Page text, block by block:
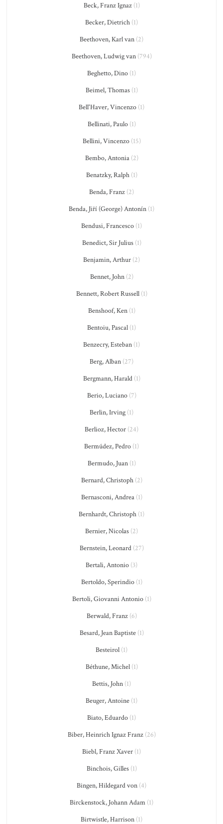
Beck, Franz Ignaz(1)
Becker, Dietrich (1)
Beethoven, Karl van (2)
Beethoven, Ludwig van(794)
Beghetto, Dino (1)
Beimel, Thomas(1)
Bell'Haver, Vincenzo (1)
Bellinati, Paulo(1)
Bellini, Vincenzo(15)
Bembo, Antonia(2)
Benatzky, Ralph(1)
Benda, Franz (2)
Benda, Jiří (George) Antonín (1)
Bendusi, Francesco (1)
Benedict, Sir Julius(1)
Benjamin, Arthur (2)
Bennet, John(2)
Bennett, Robert Russell(1)
Benshoof, Ken(1)
Bentoiu, Pascal (1)
Benzecry, Esteban (1)
Berg, Alban (27)
Bergmann, Harald(1)
Berio, Luciano(7)
Berlin, Irving (1)
Berlioz, Hector (24)
Bermúdez, Pedro (1)
Bermudo, Juan(1)
Bernard, Christoph(2)
Bernasconi, Andrea(1)
Bernhardt, Christoph (1)
Bernier, Nicolas (2)
Bernstein, Leonard(27)
Bertali, Antonio (3)
Bertoldo, Sperindio(1)
Bertoli, Giovanni Antonio(1)
Berwald, Franz(6)
Besard, Jean Baptiste(1)
Besteirol (1)
Béthune, Michel(1)
Bettis, John (1)
Beuger, Antoine (1)
Biato, Eduardo (1)
Biber, Heinrich Ignaz Franz(26)
Biebl, Franz Xaver (1)
Binchois, Gilles(1)
Bingen, Hildegard von (4)
Birckenstock, Johann Adam (1)
Birtwistle, Harrison (1)